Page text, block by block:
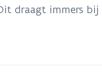
draagt immers